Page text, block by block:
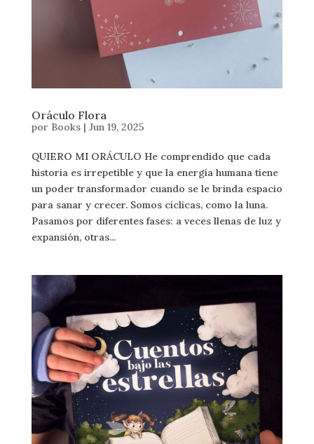
Oráculo Flora
por Books| Jun 19, 2025
QUIERO MI ORÁCULO He comprendido que cada
historia es irrepetible y que la energía humana tiene
un poder transformador cuando se le brinda espacio
para sanar y crecer. Somos cíclicas, como la luna.
Pasamos por diferentes fases: a veces llenas de luz y
expansión, otras...